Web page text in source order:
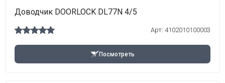
Доводчик DOORLOCK DL77N 4/5
Арт: 4102010100003
Посмотреть